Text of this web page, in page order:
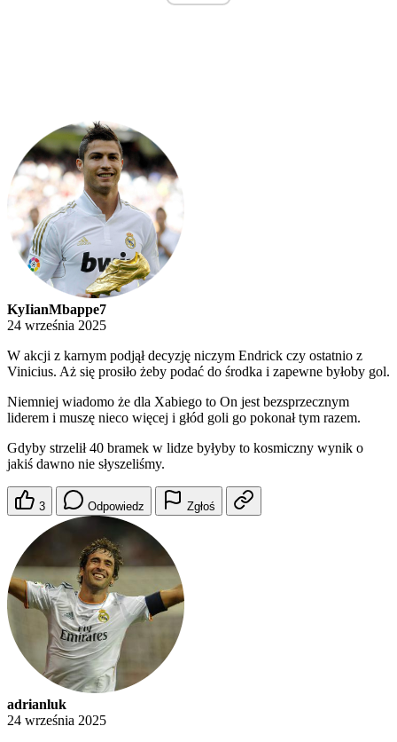
KyIianMbappe7
24 września 2025
W akcji z karnym podjął decyzję niczym Endrick czy ostatnio z
Vinicius. Aż się prosiło żeby podać do środka i zapewne byłoby gol.
Niemniej wiadomo że dla Xabiego to On jest bezsprzecznym
liderem i muszę nieco więcej i głód goli go pokonał tym razem.
Gdyby strzelił 40 bramek w lidze byłyby to kosmiczny wynik o
jakiś dawno nie słyszeliśmy.
3 Odpowiedz Zgłoś
adrianluk
24 września 2025